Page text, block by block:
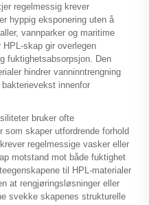
regelmessig krever
hyppig eksponering uten å
vannparker og maritime
skap gir overlegen
fuktighetsabsorpsjon. Den
hindrer vanninntrengning
innenfor
bruker ofte
som skaper utfordrende forhold
regelmessige vasker eller
motstand mot både fuktighet
til HPL-materialer
at rengjøringsløsninger eller
svekke skapenes strukturelle